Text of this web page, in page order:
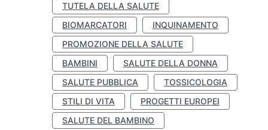
TUTELA DELLA SALUTE
BIOMARCATORI
INQUINAMENTO
PROMOZIONE DELLA SALUTE
BAMBINI
SALUTE DELLA DONNA
SALUTE PUBBLICA
TOSSICOLOGIA
STILI DI VITA
PROGETTI EUROPEI
SALUTE DEL BAMBINO